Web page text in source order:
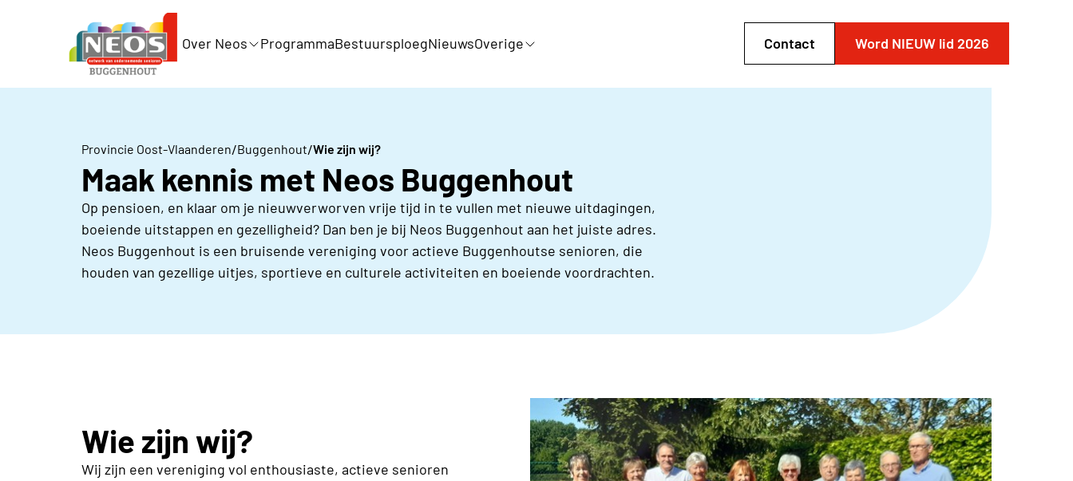
Over Neos ProgrammaBestuursploegNieuwsOverige Contact Word NIEUW lid 2026
Provincie Oost-Vlaanderen/Buggenhout/Wie zijn wij?
Maak kennis met Neos Buggenhout
Op pensioen, en klaar om je nieuwverworven vrije tijd in te vullen met nieuwe uitdagingen,
boeiende uitstappen en gezelligheid? Dan ben je bij Neos Buggenhout aan het juiste adres.
Neos Buggenhout is een bruisende vereniging voor actieve Buggenhoutse senioren, die
houden van gezellige uitjes, sportieve en culturele activiteiten en boeiende voordrachten.
Wie zijn wij?
Wij zijn een vereniging vol enthousiaste, actieve senioren